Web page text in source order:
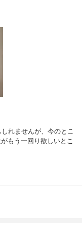
れませんが、今のとこ
もう一回り欲しいとこ